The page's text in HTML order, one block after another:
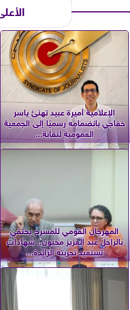
الإعلامية أميرة عبيد تهنئ ياسر
خفاجي بانضمامه رسميًا إلى الجمعية
العمومية لنقابة...
المهرجان القومي للمسرح يحتفي
بالراحل عبد العزيز مخيون.. شهادات
تستعيد تجربته الرائدة...